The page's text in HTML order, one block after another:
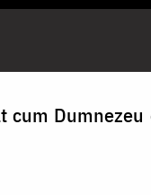
cum Dumnezeu